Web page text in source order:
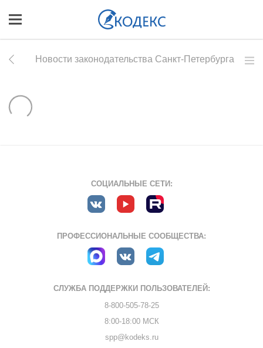
Новости законодательства Санкт-Петербурга
СОЦИАЛЬНЫЕ СЕТИ:
ПРОФЕССИОНАЛЬНЫЕ СООБЩЕСТВА:
СЛУЖБА ПОДДЕРЖКИ ПОЛЬЗОВАТЕЛЕЙ:
8-800-505-78-25
8:00-18:00 МСК
spp@kodeks.ru